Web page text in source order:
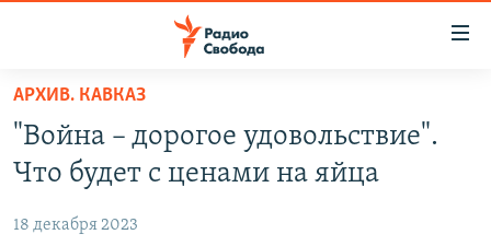
упрощенного
доступа
Вернуться
основному
ПРОГРАММЫ
ПОДКАСТЫ
АВТОРСКИЕ ПРОЕКТЫ
ЦИТАТЫ СВОБОДЫ
АРХИВ. КАВКАЗ
"Война – дорогое удовольствие".
Что будет с ценами на яйца
18 декабря 2023